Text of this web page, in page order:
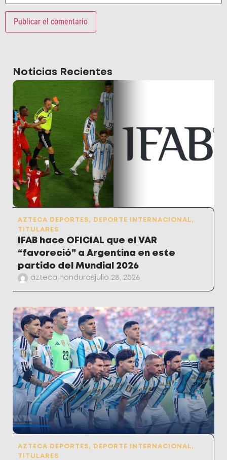
Noticias Recientes
AZTECA DEPORTES, DEPORTE INTERNACIONAL,
TITULARES
IFAB hace OFICIAL que el VAR
“favoreció” a Argentina en este
partido del Mundial 2026
azteca honduras julio 28, 2026
AZTECA DEPORTES, DEPORTE INTERNACIONAL,
TITULARES